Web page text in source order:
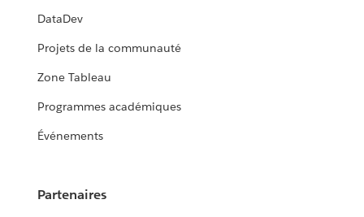
DataDev
Projets de la communauté
Zone Tableau
Programmes académiques
Événements
Partenaires